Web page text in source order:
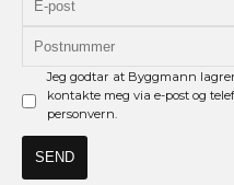
Jeg godtar at Byggmann
kontakte meg via e-post og
personvern.